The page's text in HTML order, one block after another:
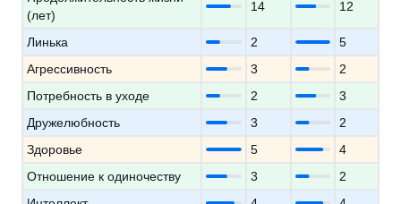
(лет)
14 12
Линька 2
5
Агрессивность
3
2
Потребность в уходе
2
3
Дружелюбность
3
2
Здоровье
5
4
Отношение к одиночеству
3
2